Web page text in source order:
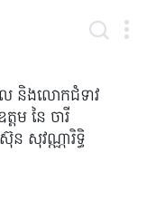
និងលោកជំទាវ
តម នៃ ចារី
សុវណ្ណារិទ្ធិ